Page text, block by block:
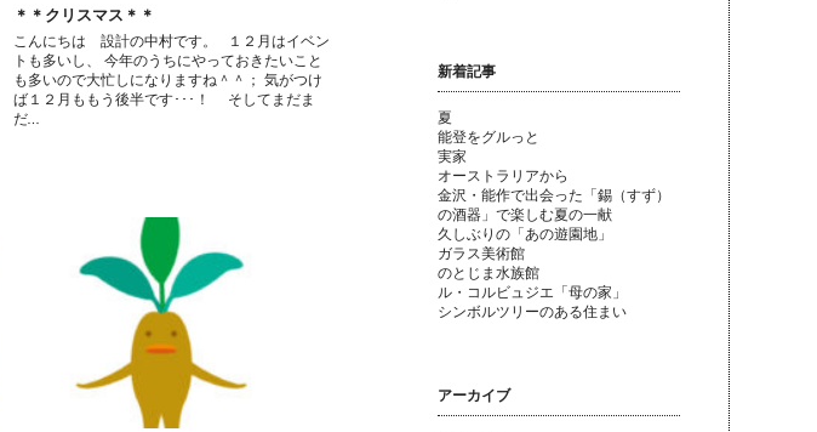
＊＊クリスマス＊＊
こんにちは 設計の中村です。 １２月はイベン
トも多いし、 今年のうちにやっておきたいこと
も多いので大忙しになりますね＾＾； 気がつけ
ば１２月ももう後半です･･･！ そしてまだま
だ…
新着記事
夏
能登をグルっと
実家
オーストラリアから
金沢・能作で出会った「錫（すず）
の酒器」で楽しむ夏の一献
久しぶりの「あの遊園地」
ガラス美術館
のとじま水族館
ル・コルビュジエ「母の家」
シンボルツリーのある住まい
アーカイブ